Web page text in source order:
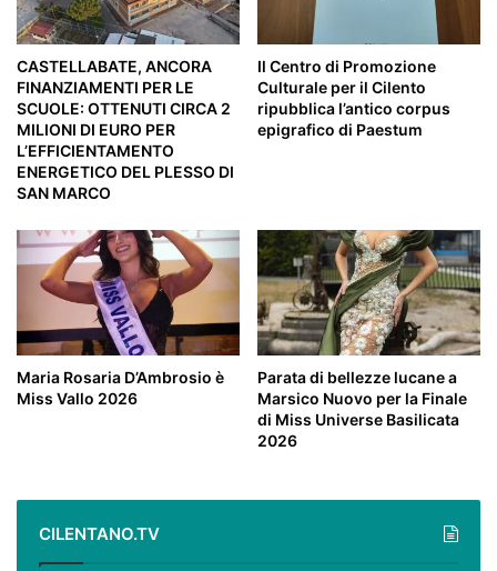
CASTELLABATE, ANCORA
FINANZIAMENTI PER LE
SCUOLE: OTTENUTI CIRCA 2
MILIONI DI EURO PER
L’EFFICIENTAMENTO
ENERGETICO DEL PLESSO DI
SAN MARCO
Il Centro di Promozione
Culturale per il Cilento
ripubblica l’antico corpus
epigrafico di Paestum
Maria Rosaria D’Ambrosio è
Miss Vallo 2026
Parata di bellezze lucane a
Marsico Nuovo per la Finale
di Miss Universe Basilicata
2026
CILENTANO.TV